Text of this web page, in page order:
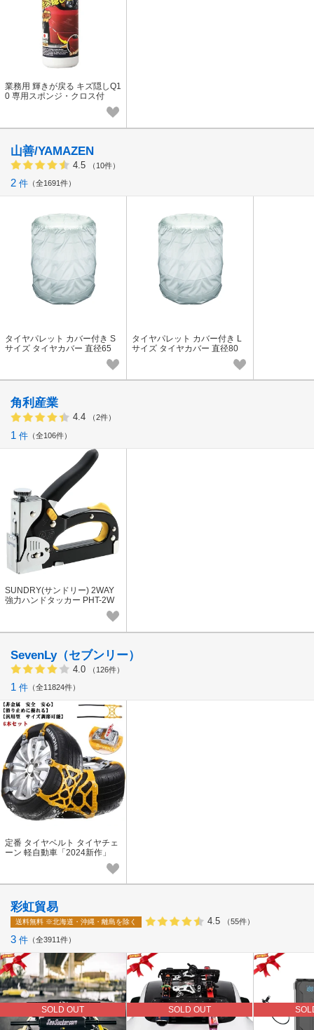
業務用 輝きが戻る キズ隠しQ1
0 専用スポンジ・クロス付
山善/YAMAZEN
4.5 （10件）
2 件 全1691件
タイヤパレット カバー付き S
サイズ タイヤカバー 直径65
高さ80cm タイヤサイズ13-15
タイヤパレット カバー付き L
サイズ タイヤカバー 直径80
高さ120cm タイヤサイズ16-1
角利産業
4.4 （2件）
1 件 全106件
SUNDRY(サンドリー) 2WAY
強力ハンドタッカー PHT-2W
SevenLy（セブンリー）
4.0 （126件）
1 件 全11824件
定番 タイヤベルト タイヤチェ
ーン 軽自動車「2024新作」
彩虹貿易
送料無料 ※北海道・沖縄・離島を除く 4.5 （55件）
3 件 全3911件
SOLD OUT SOLD OUT